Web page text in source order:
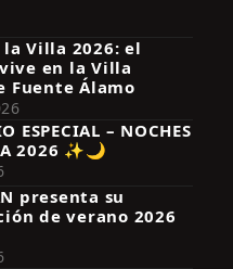
Instagram
la Villa 2026: el
en la Villa
Fuente Álamo
ESPECIAL – NOCHES
2026 ✨🌙
presenta su
de verano 2026